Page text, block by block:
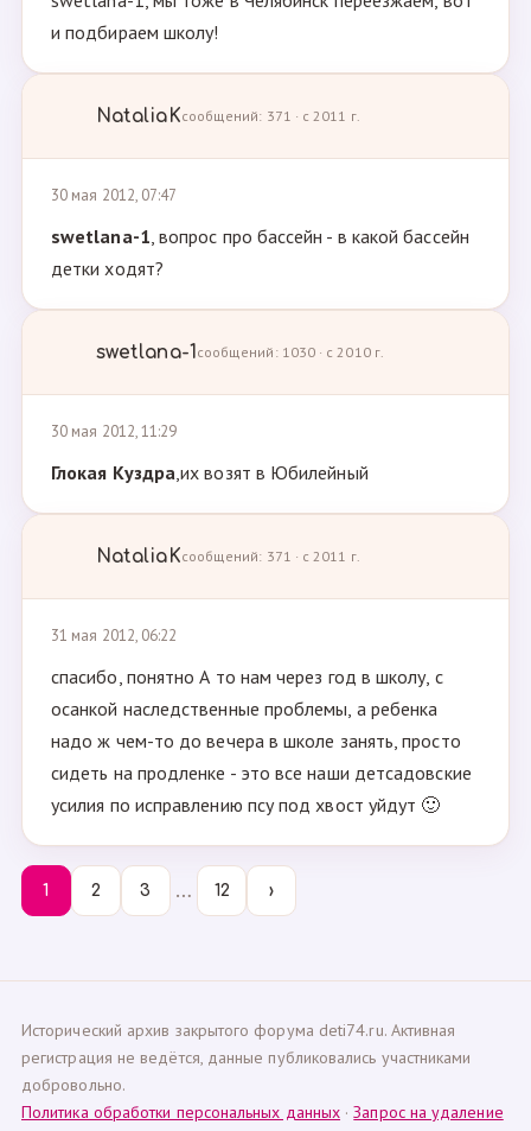
и подбираем школу!
NataliaKсообщений: 371 · с 2011 г.
30 мая 2012, 07:47
swetlana-1, вопрос про бассейн - в какой бассейн
детки ходят?
swetlana-1сообщений: 1030 · с 2010 г.
30 мая 2012, 11:29
Глокая Куздра,их возят в Юбилейный
NataliaKсообщений: 371 · с 2011 г.
31 мая 2012, 06:22
спасибо, понятно А то нам через год в школу, с
осанкой наследственные проблемы, а ребенка
надо ж чем-то до вечера в школе занять, просто
сидеть на продленке - это все наши детсадовские
усилия по исправлению псу под хвост уйдут 🙂
1 2 3 … 12 ›
Исторический архив закрытого форума deti74.ru. Активная
регистрация не ведётся, данные публиковались участниками
добровольно.
Политика обработки персональных данных ·Запрос на удаление